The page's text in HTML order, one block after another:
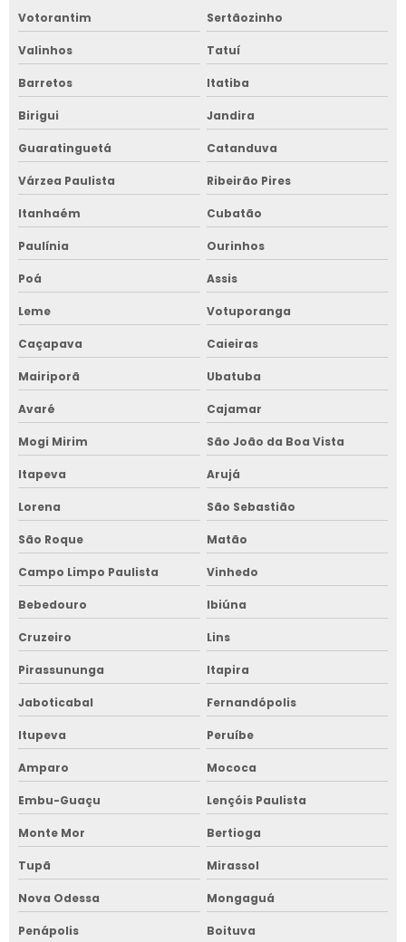
Votorantim Sertãozinho
Valinhos Tatuí
Barretos Itatiba
Birigui Jandira
Guaratinguetá Catanduva
Várzea Paulista Ribeirão Pires
Itanhaém Cubatão
Paulínia Ourinhos
Poá Assis
Leme Votuporanga
Caçapava Caieiras
Mairiporã Ubatuba
Avaré Cajamar
Mogi Mirim São João da Boa Vista
Itapeva Arujá
Lorena São Sebastião
São Roque Matão
Campo Limpo Paulista Vinhedo
Bebedouro Ibiúna
Cruzeiro Lins
Pirassununga Itapira
Jaboticabal Fernandópolis
Itupeva Peruíbe
Amparo Mococa
Embu-Guaçu Lençóis Paulista
Monte Mor Bertioga
Tupã Mirassol
Nova Odessa Mongaguá
Penápolis Boituva